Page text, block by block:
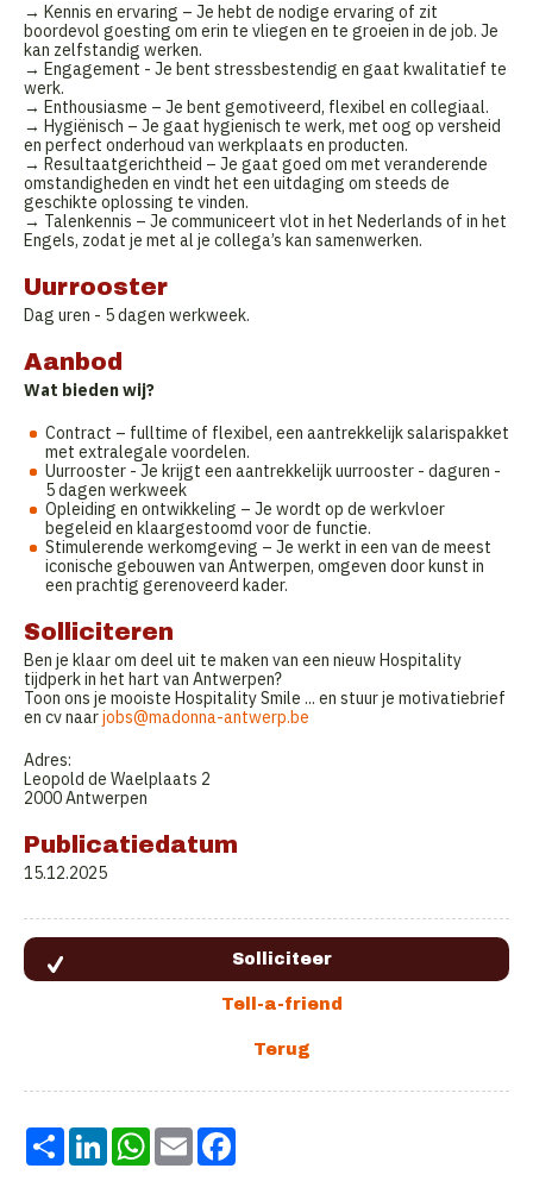
→ Kennis en ervaring – Je hebt de nodige ervaring of zit
boordevol goesting om erin te vliegen en te groeien in de job. Je
kan zelfstandig werken.
→ Engagement - Je bent stressbestendig en gaat kwalitatief te
werk.
→ Enthousiasme – Je bent gemotiveerd, flexibel en collegiaal.
→ Hygiënisch – Je gaat hygienisch te werk, met oog op versheid
en perfect onderhoud van werkplaats en producten.
→ Resultaatgerichtheid – Je gaat goed om met veranderende
omstandigheden en vindt het een uitdaging om steeds de
geschikte oplossing te vinden.
→ Talenkennis – Je communiceert vlot in het Nederlands of in het
Engels, zodat je met al je collega’s kan samenwerken.
Uurrooster
Dag uren - 5 dagen werkweek.
Aanbod
Wat bieden wij?
Contract – fulltime of flexibel, een aantrekkelijk salarispakket
met extralegale voordelen.
Uurrooster - Je krijgt een aantrekkelijk uurrooster - daguren -
5 dagen werkweek
Opleiding en ontwikkeling – Je wordt op de werkvloer
begeleid en klaargestoomd voor de functie.
Stimulerende werkomgeving – Je werkt in een van de meest
iconische gebouwen van Antwerpen, omgeven door kunst in
een prachtig gerenoveerd kader.
Solliciteren
Ben je klaar om deel uit te maken van een nieuw Hospitality
tijdperk in het hart van Antwerpen?
Toon ons je mooiste Hospitality Smile ... en stuur je motivatiebrief
en cv naarjobs@madonna-antwerp.be
Adres:
Leopold de Waelplaats 2
2000 Antwerpen
Publicatiedatum
15.12.2025
Share LinkedInWhatsApp
Email